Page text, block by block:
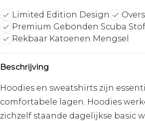
Limited Edition Design
Premium Gebonden Scuba Stof
Rekbaar Katoenen Mengsel
Beschrijving
Hoodies en sweatshirts zijn
comfortabele lagen. Hoodies
zichzelf staande dagelijkse basic